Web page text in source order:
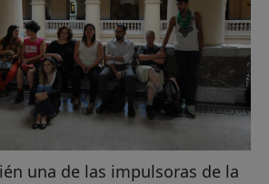
una de las impulsoras de la